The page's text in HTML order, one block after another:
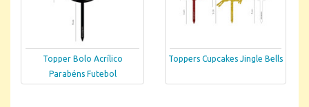
Topper Bolo Acrílico
Parabéns Futebol
Toppers Cupcakes Jingle Bells